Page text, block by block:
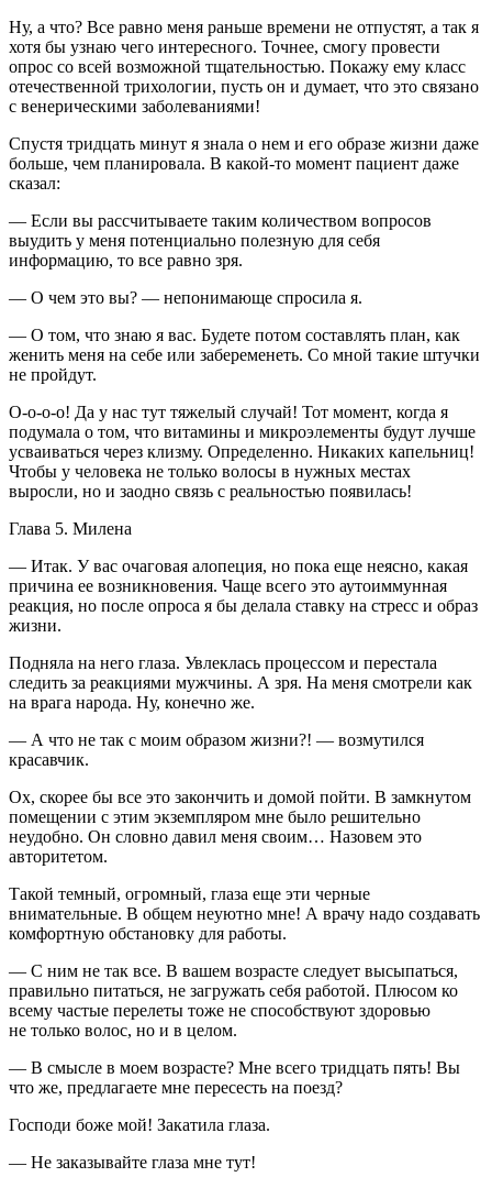
Ну, а что? Все равно меня раньше времени не отпустят, а так я
хотя бы узнаю чего интересного. Точнее, смогу провести
опрос со всей возможной тщательностью. Покажу ему класс
отечественной трихологии, пусть он и думает, что это связано
с венерическими заболеваниями!
Спустя тридцать минут я знала о нем и его образе жизни даже
больше, чем планировала. В какой-то момент пациент даже
сказал:
— Если вы рассчитываете таким количеством вопросов
выудить у меня потенциально полезную для себя
информацию, то все равно зря.
— О чем это вы? — непонимающе спросила я.
— О том, что знаю я вас. Будете потом составлять план, как
женить меня на себе или забеременеть. Со мной такие штучки
не пройдут.
О-о-о-о! Да у нас тут тяжелый случай! Тот момент, когда я
подумала о том, что витамины и микроэлементы будут лучше
усваиваться через клизму. Определенно. Никаких капельниц!
Чтобы у человека не только волосы в нужных местах
выросли, но и заодно связь с реальностью появилась!
Глава 5. Милена
— Итак. У вас очаговая алопеция, но пока еще неясно, какая
причина ее возникновения. Чаще всего это аутоиммунная
реакция, но после опроса я бы делала ставку на стресс и образ
жизни.
Подняла на него глаза. Увлеклась процессом и перестала
следить за реакциями мужчины. А зря. На меня смотрели как
на врага народа. Ну, конечно же.
— А что не так с моим образом жизни?! — возмутился
красавчик.
Ох, скорее бы все это закончить и домой пойти. В замкнутом
помещении с этим экземпляром мне было решительно
неудобно. Он словно давил меня своим… Назовем это
авторитетом.
Такой темный, огромный, глаза еще эти черные
внимательные. В общем неуютно мне! А врачу надо создавать
комфортную обстановку для работы.
— С ним не так все. В вашем возрасте следует высыпаться,
правильно питаться, не загружать себя работой. Плюсом ко
всему частые перелеты тоже не способствуют здоровью
не только волос, но и в целом.
— В смысле в моем возрасте? Мне всего тридцать пять! Вы
что же, предлагаете мне пересесть на поезд?
Господи боже мой! Закатила глаза.
— Не заказывайте глаза мне тут!